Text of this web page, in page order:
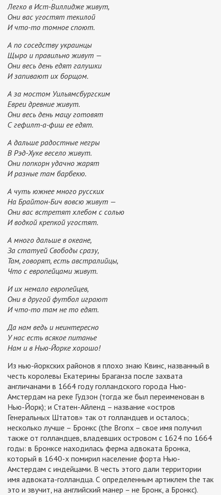
Легко в Ист-Виллидже живут,
Они вас угостят текилой
И что-то томное споют.
А по соседству украинцы
Щыро и правильно живут —
Они весь день едят галушки
И запивают их борщом.
А за мостом Уильямсбургским
Евреи древние живут.
Они весь день мацу готовят
С гефилт-а-фиш ее едят.
А дальше радостные негры
В Рэд-Хуке весело живут.
Они попкорн удачно жарят
И разные там барбекю.
А чуть южнее много русских
На Брайтон-Бич вовсю живут —
Они вас встретят хлебом с солью
И водкой крепкой угостят.
А много дальше в океане,
За статуей Свободы сразу,
Там, говорят, есть австралийцы,
Что с европейцами живут.
И их немало европейцев,
Они в другой футбол играют
И что-то там не то едят.
Да нам ведь и неинтересно
У нас есть всякое питанье
Нам и в Нью-Йорке хорошо!
Из нью-йоркских районов я плохо знаю Квинс, названный в
честь королевы Екатерины Браганза после захвата
англичанами в 1664 году голландского города Нью-
Амстердам на реке Гудзон (тогда же был переименован в
Нью-Йорк); и Статен-Айленд – название «остров
Генеральных Штатов» так от голландцев и осталось;
несколько лучше – Бронкс (the Bronx – свое имя получил
также от голландцев, владевших островом с 1624 по 1664
годы: в Бронксе находилась ферма адвоката Бронка,
который в 1640-х помирил население форта Нью-
Амстердам с индейцами. В честь этого дали территории
имя адвоката-голландца. С определенным артиклем the так
это и звучит, на английский манер – не Бронк, а Бронкс).